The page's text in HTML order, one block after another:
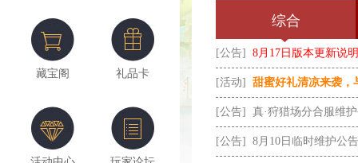
藏宝阁 礼品卡
综合
[公告] 8月17日版本更新说明
[活动] 甜蜜好礼清凉来袭，
[公告] 真·狩猎场分合服维
[公告] 8月10日临时维护公